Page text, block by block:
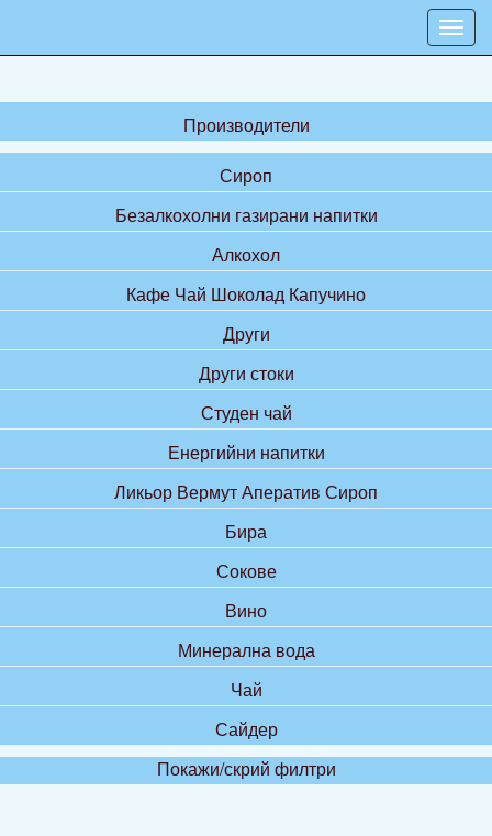
Производители
Сироп
Безалкохолни газирани напитки
Алкохол
Кафе Чай Шоколад Капучино
Други
Други стоки
Студен чай
Енергийни напитки
Ликьор Вермут Аператив Сироп
Бира
Сокове
Вино
Минерална вода
Чай
Сайдер
Покажи/скрий филтри